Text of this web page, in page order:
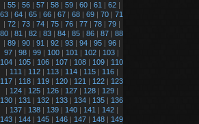
| 55| 56| 57| 58| 59| 60| 61 | 62|
63 | 64 | 65 | 66 | 67 | 68 | 69 | 70 | 71
| 72| 73| 74| 75| 76| 77| 78| 79|
80 | 81 | 82 | 83 | 84 | 85 | 86 | 87 | 88
| 89| 90| 91 | 92| 93| 94| 95| 96|
97 | 98 | 99 | 100 | 101 | 102 | 103 |
104 | 105 | 106 | 107 | 108 | 109 | 110
| 111 | 112| 113| 114| 115| 116|
117 | 118 | 119 | 120 | 121 | 122 | 123
| 124| 125| 126| 127| 128| 129|
130 | 131 | 132 | 133 | 134 | 135 | 136
| 137| 138| 139| 140| 141 | 142|
143 | 144 | 145 | 146 | 147 | 148 | 149